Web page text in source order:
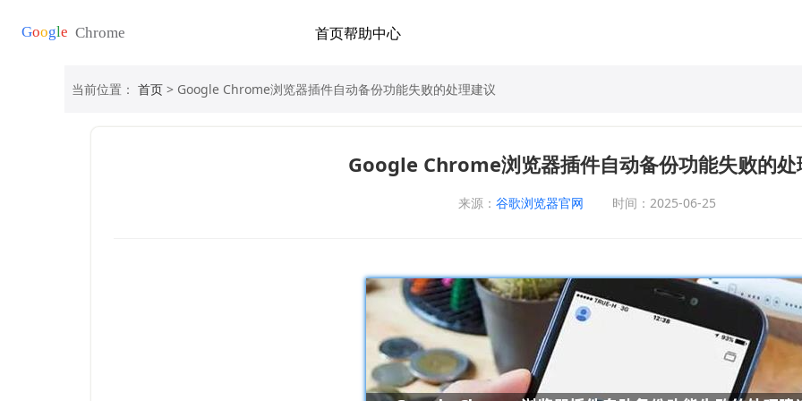
首页帮助中心
当前位置： 首页 > Google Chrome浏览器插件自动备份功能失败的处理建议
Google Chrome浏览器插件自动备份功能失败的处
来源： 谷歌浏览器官网 时间：2025-06-25